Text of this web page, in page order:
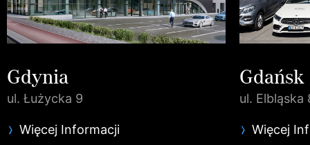
Gdynia
ul. Łużycka 9
Więcej Informacji
Gdańsk
ul. Elbląska
Więcej